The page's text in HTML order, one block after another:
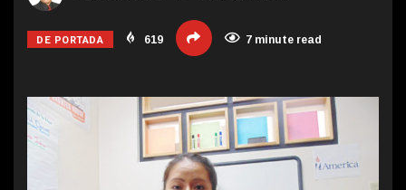
DE PORTADA 619 7 minute read